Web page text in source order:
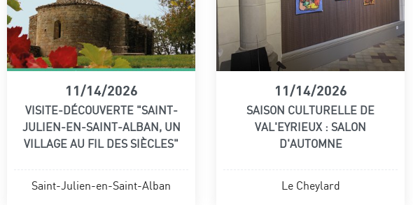
11/14/2026
VISITE-DÉCOUVERTE "SAINT-
JULIEN-EN-SAINT-ALBAN, UN
VILLAGE AU FIL DES SIÈCLES"
Saint-Julien-en-Saint-Alban
11/14/2026
SAISON CULTURELLE DE
VAL'EYRIEUX : SALON
D'AUTOMNE
Le Cheylard